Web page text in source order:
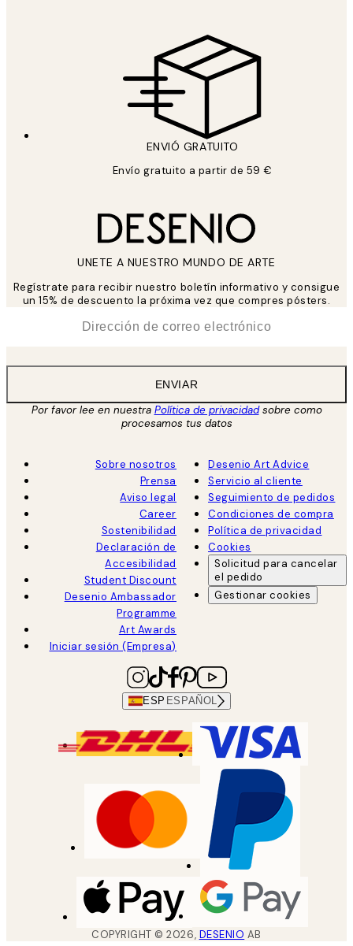
ENVIÓ GRATUITO
Envío gratuito a partir de 59 €
UNETE A NUESTRO MUNDO DE ARTE
Regístrate para recibir nuestro boletín informativo y consigue
un 15% de descuento la próxima vez que compres pósters.
ENVIAR
Por favor lee en nuestra Política de privacidadsobre como
procesamos tus datos
Sobre nosotros
Prensa
Aviso legal
Career
Sostenibilidad
Declaración de
Accesibilidad
Student Discount
Desenio Ambassador
Programme
Art Awards
Iniciar sesión (Empresa)
Desenio Art Advice
Servicio al cliente
Seguimiento de pedidos
Condiciones de compra
Política de privacidad
Cookies
Solicitud para cancelar
el pedido
Gestionar cookies
ESP ESPAÑOL
COPYRIGHT ©2026, DESENIO AB